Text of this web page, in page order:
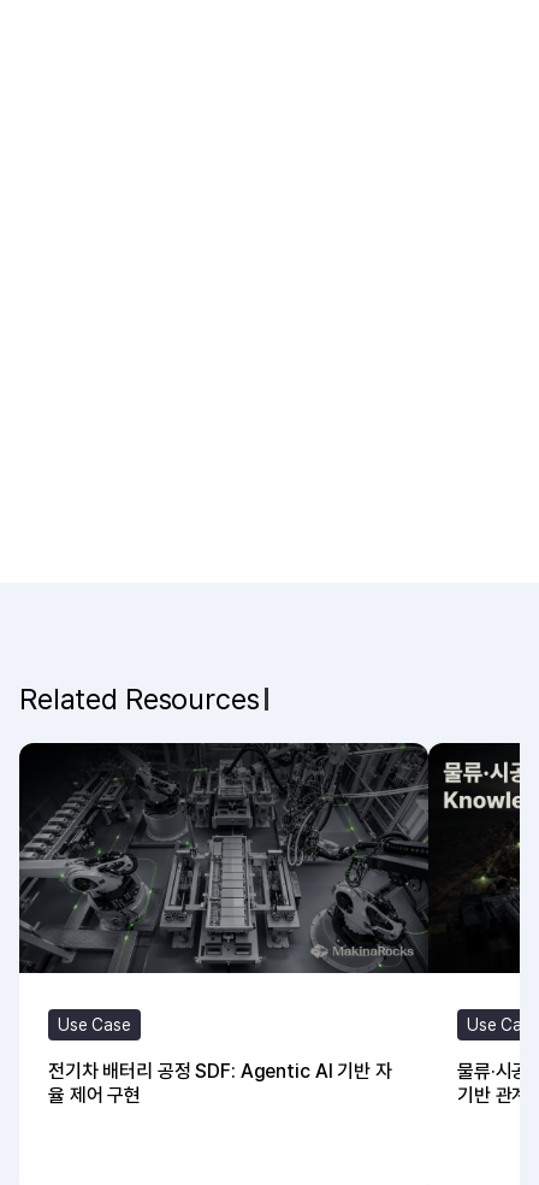
Related Resources
Use Case
전기차 배터리 공정 SDF: Agentic AI 기반 자
율 제어 구현
Use Case
물류·시
기반 관계